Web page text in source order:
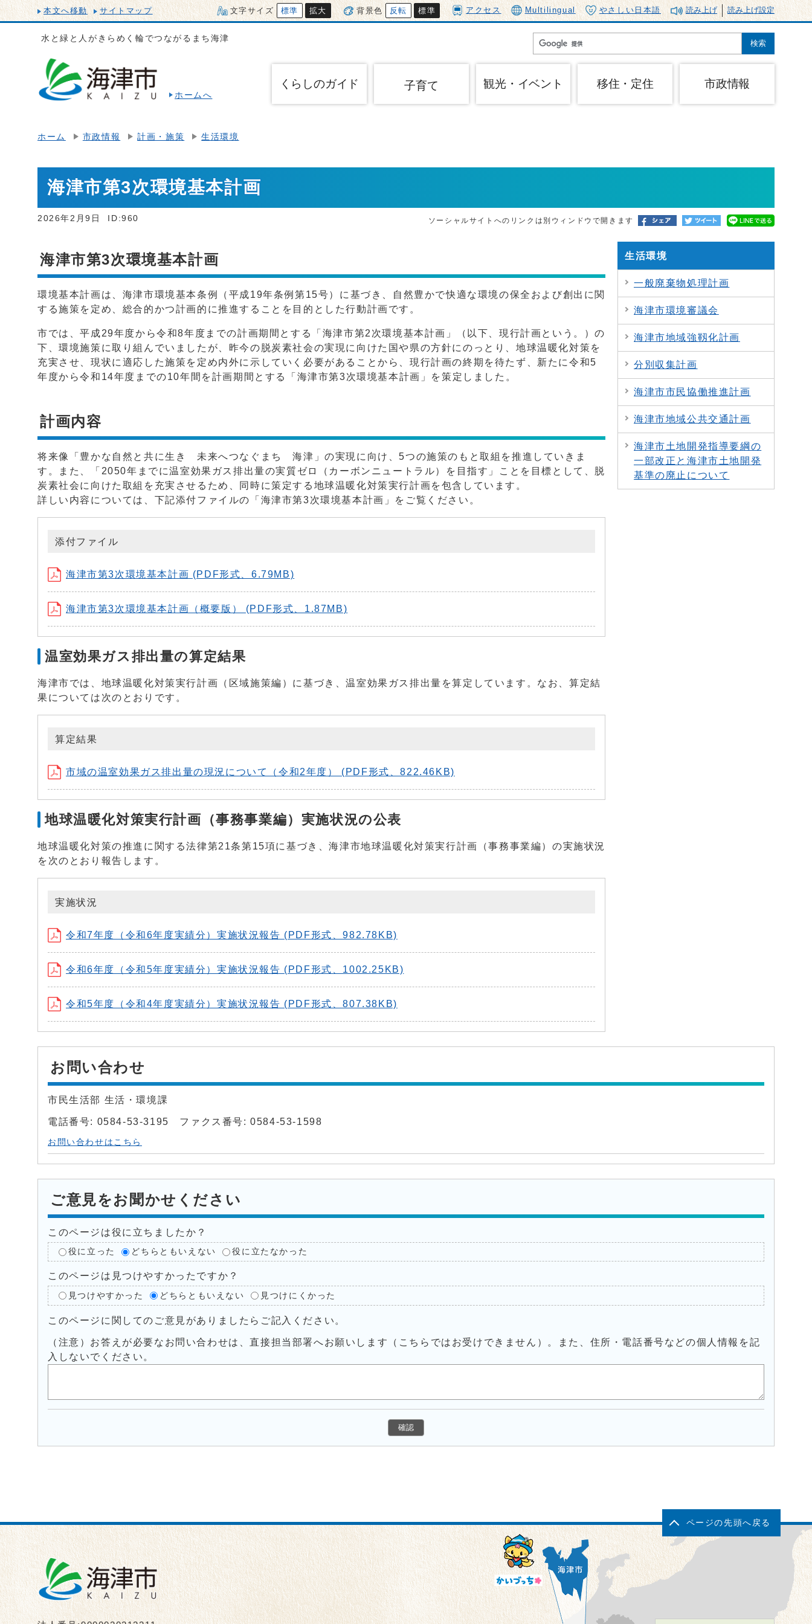
本文へ移動 サイトマップ 文字サイズ 標準 拡大 背景色 反転 標準 アクセス Multilingual やさしい日本語 読み上げ 読み上げ設定
水と緑と人がきらめく輪でつながるまち海津
ホームへ
くらしのガイド 子育て 観光・イベント 移住・定住 市政情報
ホーム 市政情報 計画・施策 生活環境
海津市第3次環境基本計画
2026年2月9日 ID:960 ソーシャルサイトへのリンクは別ウィンドウで開きます
海津市第3次環境基本計画
環境基本計画は、海津市環境基本条例（平成19年条例第15号）に基づき、自然豊かで快適な環境の保全および創出に関
する施策を定め、総合的かつ計画的に推進することを目的とした行動計画です。
市では、平成29年度から令和8年度までの計画期間とする「海津市第2次環境基本計画」（以下、現行計画という。）の
下、環境施策に取り組んでいましたが、昨今の脱炭素社会の実現に向けた国や県の方針にのっとり、地球温暖化対策を
充実させ、現状に適応した施策を定め内外に示していく必要があることから、現行計画の終期を待たず、新たに令和5
年度から令和14年度までの10年間を計画期間とする「海津市第3次環境基本計画」を策定しました。
計画内容
将来像「豊かな自然と共に生き 未来へつなぐまち 海津」の実現に向け、5つの施策のもと取組を推進していきま
す。また、「2050年までに温室効果ガス排出量の実質ゼロ（カーボンニュートラル）を目指す」ことを目標として、脱
炭素社会に向けた取組を充実させるため、同時に策定する地球温暖化対策実行計画を包含しています。
詳しい内容については、下記添付ファイルの「海津市第3次環境基本計画」をご覧ください。
添付ファイル
海津市第3次環境基本計画 (PDF形式、6.79MB)
海津市第3次環境基本計画（概要版） (PDF形式、1.87MB)
温室効果ガス排出量の算定結果
海津市では、地球温暖化対策実行計画（区域施策編）に基づき、温室効果ガス排出量を算定しています。なお、算定結
果については次のとおりです。
算定結果
市域の温室効果ガス排出量の現況について（令和2年度） (PDF形式、822.46KB)
地球温暖化対策実行計画（事務事業編）実施状況の公表
地球温暖化対策の推進に関する法律第21条第15項に基づき、海津市地球温暖化対策実行計画（事務事業編）の実施状況
を次のとおり報告します。
実施状況
令和7年度（令和6年度実績分）実施状況報告 (PDF形式、982.78KB)
令和6年度（令和5年度実績分）実施状況報告 (PDF形式、1002.25KB)
令和5年度（令和4年度実績分）実施状況報告 (PDF形式、807.38KB)
生活環境
一般廃棄物処理計画
海津市環境審議会
海津市地域強靱化計画
分別収集計画
海津市市民協働推進計画
海津市地域公共交通計画
海津市土地開発指導要綱の
一部改正と海津市土地開発
基準の廃止について
お問い合わせ
市民生活部 生活・環境課
電話番号: 0584-53-3195 ファクス番号: 0584-53-1598
お問い合わせはこちら
ご意見をお聞かせください
このページは役に立ちましたか？
役に立った どちらともいえない 役に立たなかった
このページは見つけやすかったですか？
見つけやすかった どちらともいえない 見つけにくかった
このページに関してのご意見がありましたらご記入ください。
（注意）お答えが必要なお問い合わせは、直接担当部署へお願いします（こちらではお受けできません）。また、住所・電話番号などの個人情報を記
入しないでください。
ページの先頭へ戻る